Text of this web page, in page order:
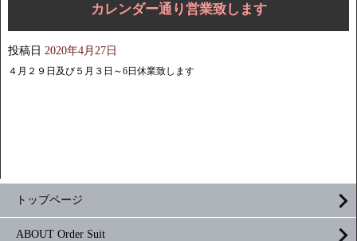
カレンダー通り営業致します
投稿日 2020年4月27日
４月２９日及び５月３日～6日休業致します
トップページ
ABOUT Order Suit